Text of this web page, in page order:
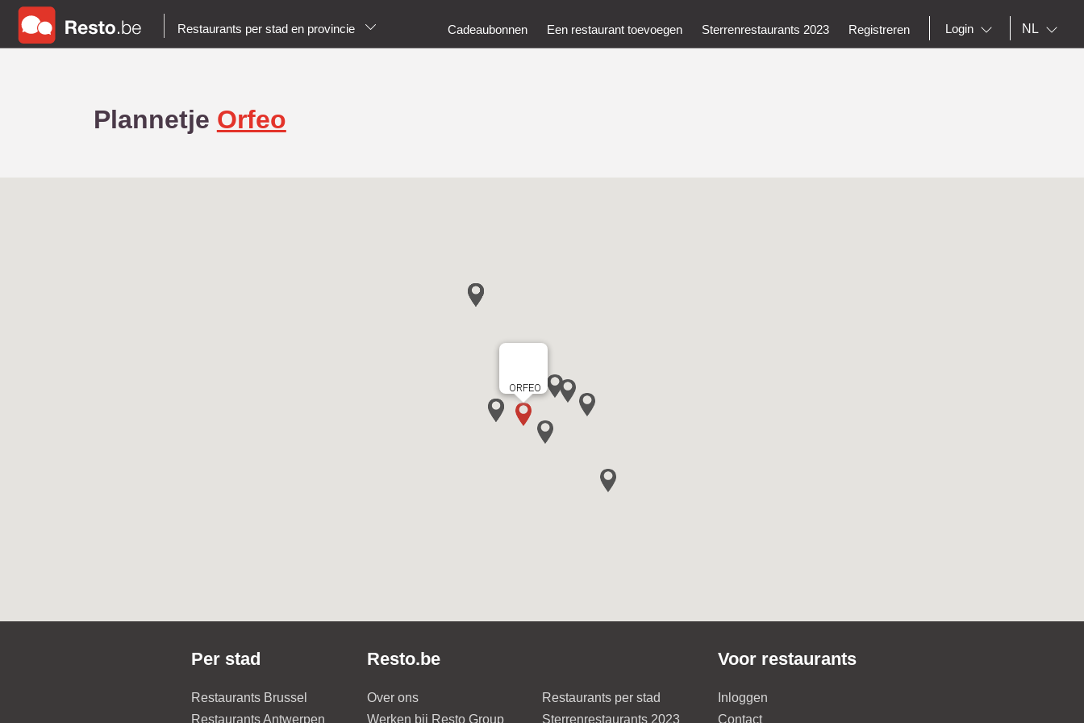
Restaurants per stad en provincie Cadeaubonnen Een restaurant toevoegen Sterrenrestaurants 2023 Registreren Login NL
Plannetje Orfeo
ORFEO
Per stad
Restaurants Brussel
Restaurants Antwerpen
Resto.be
Over ons
Werken bij Resto Group
Restaurants per stad
Sterrenrestaurants 2023
Voor restaurants
Inloggen
Contact